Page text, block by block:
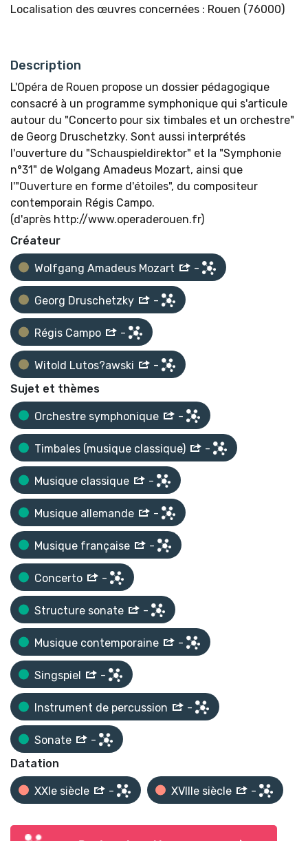
Localisation des œuvres concernées : Rouen (76000)
Description
L'Opéra de Rouen propose un dossier pédagogique
consacré à un programme symphonique qui s'articule
autour du "Concerto pour six timbales et un orchestre"
de Georg Druschetzky. Sont aussi interprétés
l'ouverture du "Schauspieldirektor" et la "Symphonie
n°31" de Wolgang Amadeus Mozart, ainsi que
l'"Ouverture en forme d'étoiles", du compositeur
contemporain Régis Campo.
(d'après http://www.operaderouen.fr)
Créateur
Wolfgang Amadeus Mozart -
Georg Druschetzky -
Régis Campo -
Witold Lutos?awski
-
Sujet et thèmes
Orchestre symphonique -
Timbales (musique classique) -
Musique classique -
Musique allemande -
Musique française -
Concerto -
Structure sonate -
Musique contemporaine -
Singspiel -
Instrument de percussion -
Sonate
-
Datation
XXIe siècle - XVIIIe siècle -